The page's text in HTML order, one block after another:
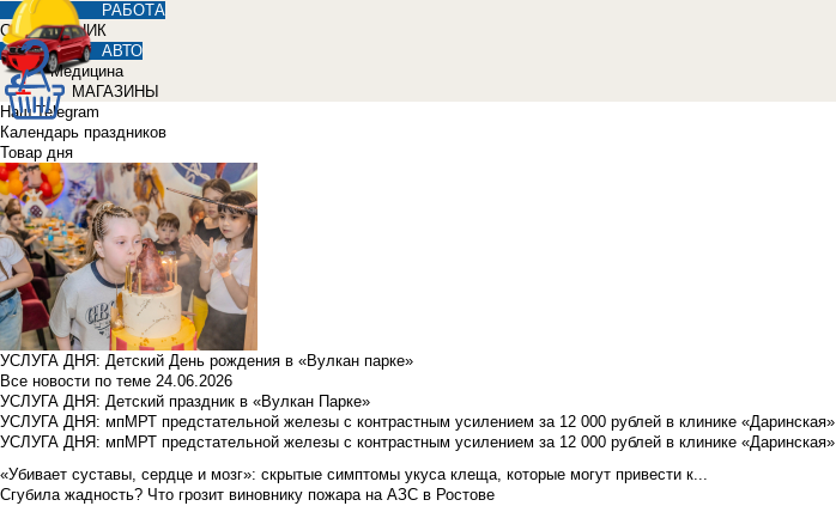
РАБОТА
СПРАВОЧНИК
АВТО
Медицина
МАГАЗИНЫ
Наш Telegram
Календарь праздников
Товар дня
УСЛУГА ДНЯ: Детский День рождения в «Вулкан парке»
Все новости по теме 24.06.2026
УСЛУГА ДНЯ: Детский праздник в «Вулкан Парке»
УСЛУГА ДНЯ: мпМРТ предстательной железы с контрастным усилением за 12 000 рублей в клинике «Даринская»
УСЛУГА ДНЯ: мпМРТ предстательной железы с контрастным усилением за 12 000 рублей в клинике «Даринская»
«Убивает суставы, сердце и мозг»: скрытые симптомы укуса клеща, которые могут привести к...
Сгубила жадность? Что грозит виновнику пожара на АЗС в Ростове